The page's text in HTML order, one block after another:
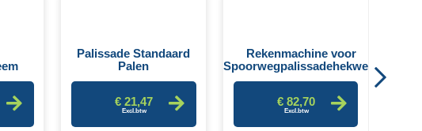
Palissade Standaard
Palen
€ 21,47
Rekenmachine voor
Spoorwegpalissadehekwerk
€ 82,70